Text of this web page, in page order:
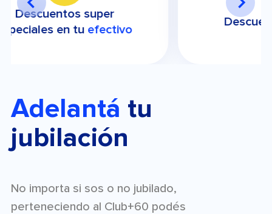
Descuentos en
Adelantá tu
jubilación
No importa si sos o no jubilado,
perteneciendo al Club+60 podés